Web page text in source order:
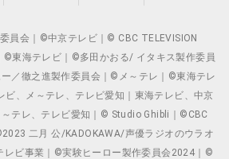
員会｜©中京テレビ｜© CBC TELEVISION
©東海テレビ｜©多田かおる/ イタキス製作委員
／徹之進製作委員会｜©メ～テレ｜©東海テレ
ビ、メ～テレ、テレビ愛知｜東海テレビ、中京
～テレ、テレビ愛知｜© Studio Ghibli｜©CBC
二月 公/KADOKAWA/声優ラジオのウラオ
レビ事業｜©実験ヒーロー製作委員会2024｜©